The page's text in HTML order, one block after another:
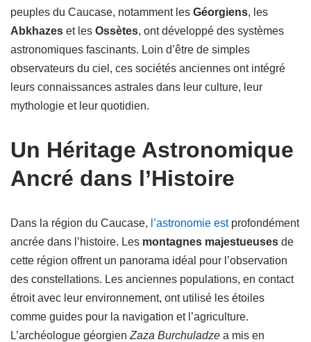
peuples du Caucase, notamment les Géorgiens, les
Abkhazes et les Ossètes, ont développé des systèmes
astronomiques fascinants. Loin d’être de simples
observateurs du ciel, ces sociétés anciennes ont intégré
leurs connaissances astrales dans leur culture, leur
mythologie et leur quotidien.
Un Héritage Astronomique
Ancré dans l’Histoire
Dans la région du Caucase, l’astronomie estprofondément
ancrée dans l’histoire. Les montagnes majestueuses de
cette région offrent un panorama idéal pour l’observation
des constellations. Les anciennes populations, en contact
étroit avec leur environnement, ont utilisé les étoiles
comme guides pour la navigation et l’agriculture.
L’archéologue géorgien Zaza Burchuladze a mis en